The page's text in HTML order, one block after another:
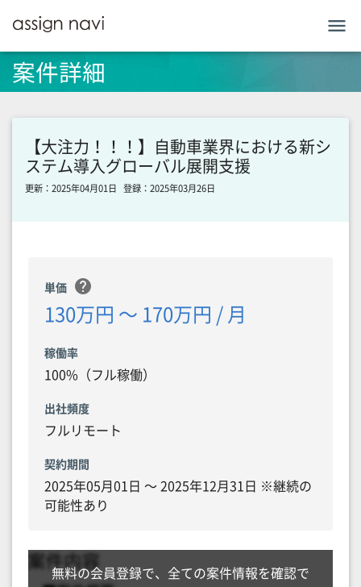
menu
案件詳細
【大注力！！！】自動車業界における新シ
ステム導入グローバル展開支援
更新：2025年04月01日 登録：2025年03月26日
単価 help
130万円 〜 170万円 / 月
稼働率
100%（フル稼働）
出社頻度
フルリモート
契約期間
2025年05月01日 〜 2025年12月31日 ※継続の
可能性あり
無料の会員登録で、全ての案件情報を確認で